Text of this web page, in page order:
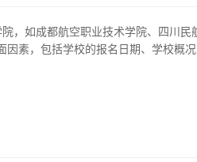
因素，包括学校的报名日期、学校概况